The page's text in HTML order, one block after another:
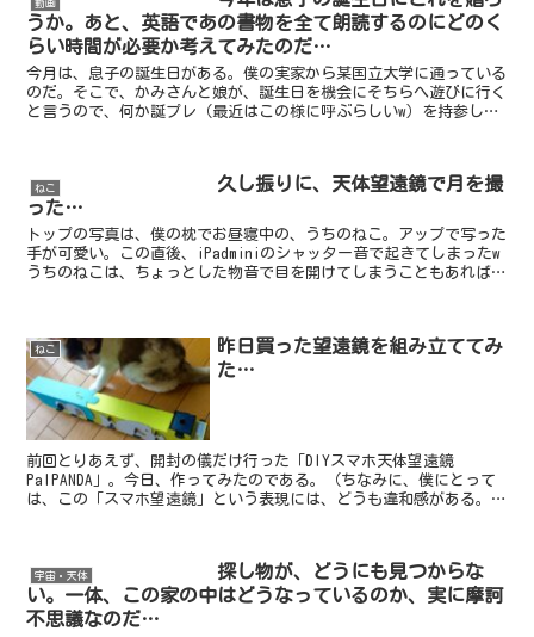
動画
うか。あと、英語であの書物を全て朗読するのにどのく
らい時間が必要か考えてみたのだ…
今月は、息子の誕生日がある。僕の実家から某国立大学に通っている
のだ。そこで、かみさんと娘が、誕生日を機会にそちらへ遊びに行く
と言うので、何か誕プレ（最近はこの様に呼ぶらしいw）を持参して
ねこ
久し振りに、天体望遠鏡で月を撮
った…
トップの写真は、僕の枕でお昼寝中の、うちのねこ。アップで写った
手が可愛い。この直後、iPadminiのシャッター音で起きてしまったw
うちのねこは、ちょっとした物音で目を開けてしまうこともあれば、
ねこ
昨日買った望遠鏡を組み立ててみ
た…
前回とりあえず、開封の儀だけ行った「DIYスマホ天体望遠鏡
PalPANDA」。今日、作ってみたのである。（ちなみに、僕にとって
は、この「スマホ望遠鏡」という表現には、どうも違和感がある。僕
宇宙・天体
探し物が、どうにも見つからな
い。一体、この家の中はどうなっているのか、実に摩訶
不思議なのだ…